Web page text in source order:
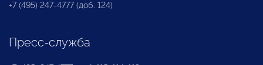
+7 (495) 247-4777 (доб. 124)
Пресс-служба